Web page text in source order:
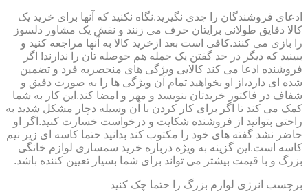
ادعای فروشندگان را جدی نگیرید.نگاه نکنید که آنها برای خرید یک
کالا دقایق طولانی برایتان حرف می زنند و نقش یک مشاور دلسوز
را بازی می کنند.کافی است بعد ازخرید کالا به آنها مراجعه کنید و
ببینید که دیگر در حد گفتن یک جمله هم حوصله تان را ندارند! اگر
فروشنده ادعا می کند کالایی ویژگی های منحصربه فرد و تضمین
شده ای دارد،از او بخواهید تمام آن ویژگی ها را به صورت دقیق و
شفاف در فاکتور خریدتان بنویسد و مهر و امضا کند.این کار به شما
کمک می کند تا اگر برای کار کردن با آن وسیله دچار مشکل شدید به
راحتی بتوانید از فروشنده شکایت و درخواست خسارت کنید.اگر او
حاضر نشد گفته های خود را مکتوب کند بدانید حتما کاسه ای زیر نیم
کاسه است.این گزینه به ویژه درباره خرید سمساری لوازم خانگی
بزرگ و با قیمت بیشتر می تواند برای شما بسیار تعیین کننده باشد.
برچسب انرژی لوازم بزرگ را حتما چک کنید